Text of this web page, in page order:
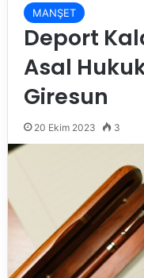
MANŞET
Deport
Asal
Giresun
20 Ekim 2023 3